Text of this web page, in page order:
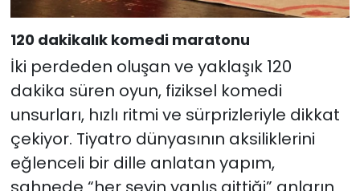
120 dakikalık komedi maratonu
İki perdeden oluşan ve yaklaşık 120
dakika süren oyun, fiziksel komedi
unsurları, hızlı ritmi ve sürprizleriyle dikkat
çekiyor. Tiyatro dünyasının aksiliklerini
eğlenceli bir dille anlatan yapım,